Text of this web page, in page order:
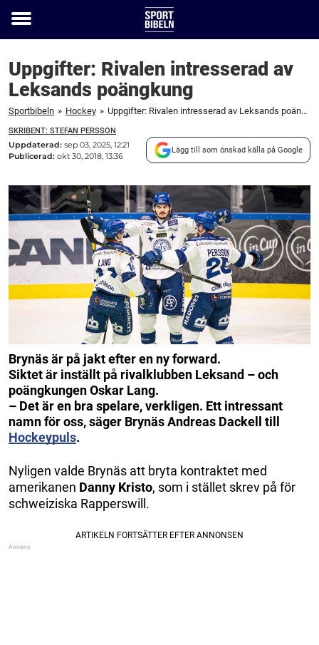
Toggle
Uppgifter: Rivalen intresserad av
Leksands poängkung
Sportbibeln » Hockey » Uppgifter: Rivalen intresserad av Leksands poängkung
SKRIBENT: STEFAN PERSSON
Uppdaterad: sep 03, 2025, 12:21
Publicerad: okt 30, 2018, 13:36
Lägg till som önskad källa på Google
Brynäs är på jakt efter en ny forward.
Siktet är inställt på rivalklubben Leksand – och
poängkungen Oskar Lang.
– Det är en bra spelare, verkligen. Ett intressant
namn för oss, säger Brynäs Andreas Dackell till
Hockeypuls.
Nyligen valde Brynäs att bryta kontraktet med
amerikanen Danny Kristo, som i stället skrev på för
schweiziska Rapperswill.